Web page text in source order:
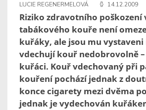
LUCIE REGENERMELOVÁ 14.12.2009
Riziko zdravotního poškození
tabákového kouře není
kuřáky, ale jsou mu
vdechují kouř nedobrovolně
kuřáci. Kouř vdechovaný při
kouření pochází jednak z
konce cigarety mezi dvěma
jednak je vydechován